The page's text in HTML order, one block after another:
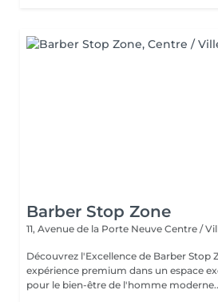
Barber Stop Zone
11, Avenue de la Porte Neuve Centre /
Découvrez l'Excellence de Barber Stop Zone Offrez-
expérience premium dans un espace
pour le bien-être de l'homme